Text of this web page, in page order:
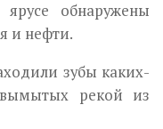
обнаружены
и нефти.
зубы каких-
рекой из